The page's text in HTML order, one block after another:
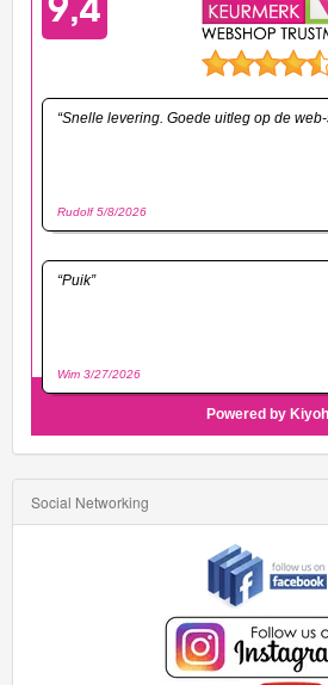
HW
Ons
HW
Roadsters
Screen
HW
Slammed
Social Networking